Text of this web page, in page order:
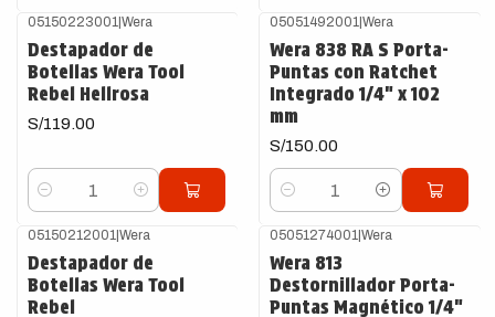
05150223001 |Wera
Destapador de
Botellas Wera Tool
Rebel Hellrosa
S/119.00
Cantidad
05051492001 |Wera
Wera 838 RA S Porta-
Puntas con Ratchet
Integrado 1/4" x 102
mm
S/150.00
Cantidad
05150212001 |Wera
Destapador de
Botellas Wera Tool
Rebel
05051274001 |Wera
Wera 813
Destornillador Porta-
Puntas Magnético 1/4"